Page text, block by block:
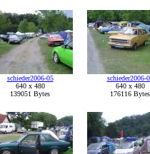
schieder2006-05
640 x 480
139051 Bytes
schieder2006-
640 x 480
176116 Bytes